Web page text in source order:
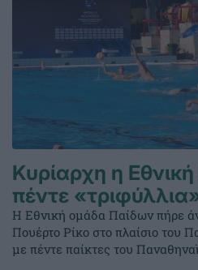
Κυρίαρχη η
πέντε
Η Εθνική ομάδα Παίδων πήρε
Πουέρτο Ρίκο στο πλαίσιο του
με πέντε παίκτες του